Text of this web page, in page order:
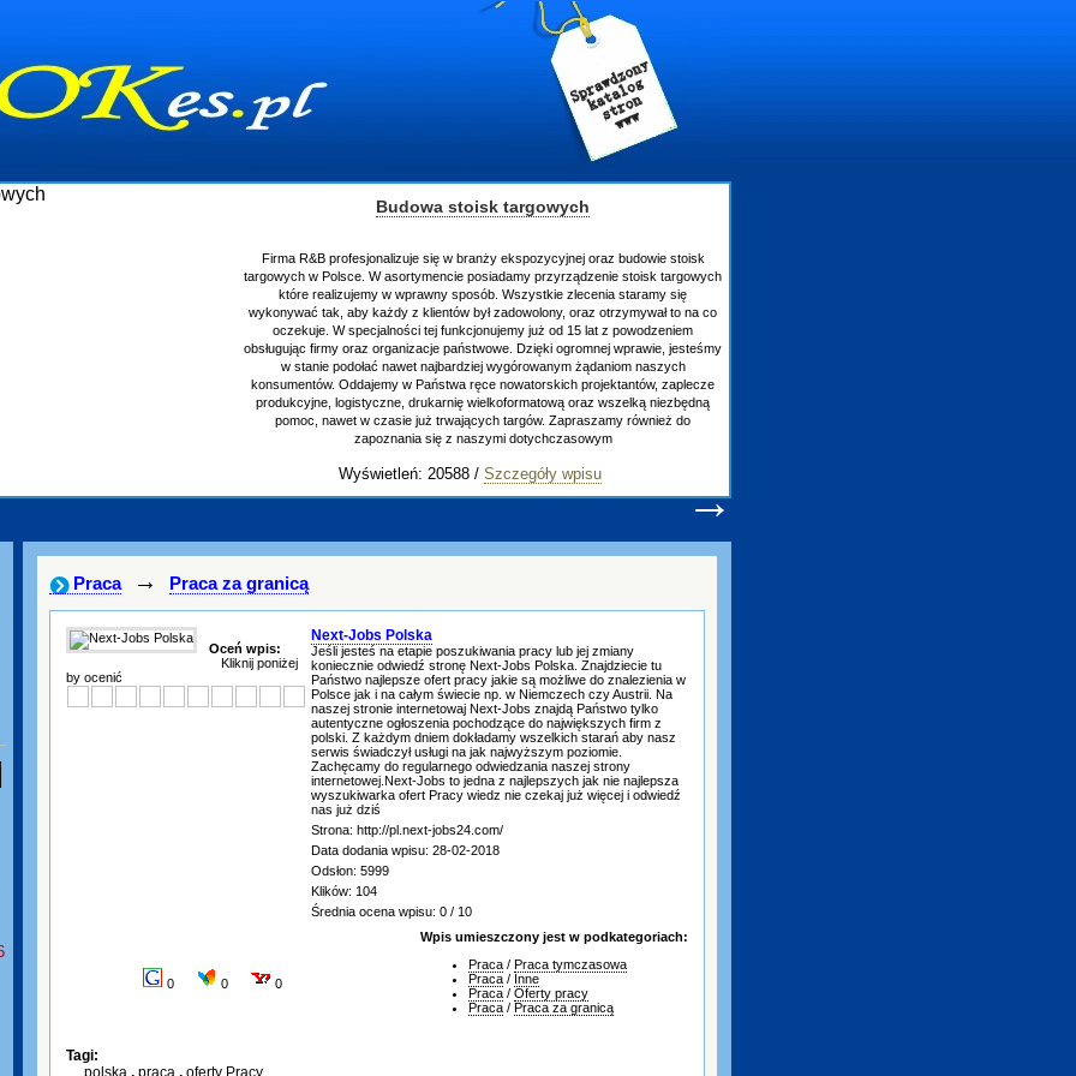
Budowa stoisk targowych
Firma R&B profesjonalizuje się w branży ekspozycyjnej oraz budowie stoisk
targowych w Polsce. W asortymencie posiadamy przyrządzenie stoisk targowych
które realizujemy w wprawny sposób. Wszystkie zlecenia staramy się
wykonywać tak, aby każdy z klientów był zadowolony, oraz otrzymywał to na co
oczekuje. W specjalności tej funkcjonujemy już od 15 lat z powodzeniem
obsługując firmy oraz organizacje państwowe. Dzięki ogromnej wprawie, jesteśmy
w stanie podołać nawet najbardziej wygórowanym żądaniom naszych
konsumentów. Oddajemy w Państwa ręce nowatorskich projektantów, zaplecze
produkcyjne, logistyczne, drukarnię wielkoformatową oraz wszelką niezbędną
pomoc, nawet w czasie już trwających targów. Zapraszamy również do
zapoznania się z naszymi dotychczasowym
Wyświetleń: 20588 / Szczegóły wpisu
→
Praca → Praca za granicą
Oceń wpis:
Kliknij poniżej
by ocenić
Next-Jobs Polska
Jeśli jesteś na etapie poszukiwania pracy lub jej zmiany
koniecznie odwiedź stronę Next-Jobs Polska. Znajdziecie tu
Państwo najlepsze ofert pracy jakie są możliwe do znalezienia w
Polsce jak i na całym świecie np. w Niemczech czy Austrii. Na
naszej stronie internetowaj Next-Jobs znajdą Państwo tylko
autentyczne ogłoszenia pochodzące do największych firm z
polski. Z każdym dniem dokładamy wszelkich starań aby nasz
serwis świadczył usługi na jak najwyższym poziomie.
Zachęcamy do regularnego odwiedzania naszej strony
internetowej.Next-Jobs to jedna z najlepszych jak nie najlepsza
wyszukiwarka ofert Pracy wiedz nie czekaj już więcej i odwiedź
nas już dziś
Strona: http://pl.next-jobs24.com/
Data dodania wpisu: 28-02-2018
Odsłon: 5999
Klików: 104
Średnia ocena wpisu: 0 / 10
0 0 0
Wpis umieszczony jest w podkategoriach:
Praca / Praca tymczasowa
Praca / Inne
Praca / Oferty pracy
Praca / Praca za granicą
Tagi:
polska , praca , oferty Pracy